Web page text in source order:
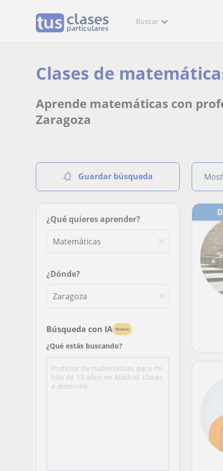
Buscar
Clases de
Aprende matemáticas con
Zaragoza
Guardar búsqueda
¿Qué quieres aprender?
¿Dónde?
Búsqueda con IA Nuevo
¿Qué estás buscando?